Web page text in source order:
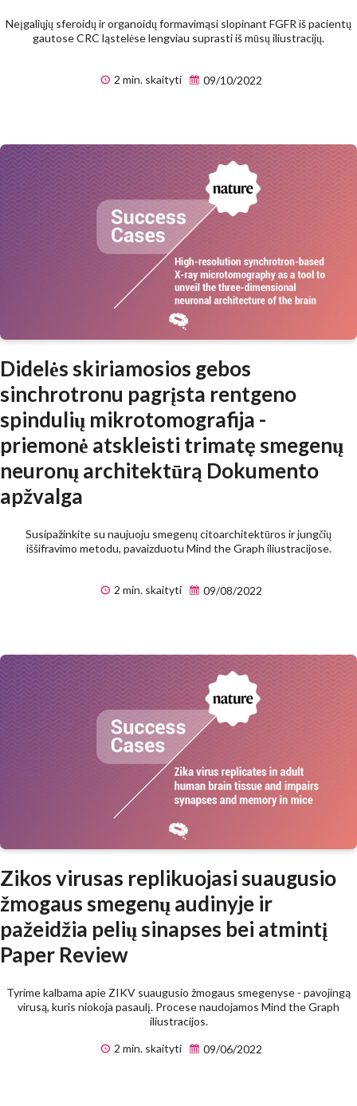
Neįgaliųjų sferoidų ir organoidų formavimąsi slopinant FGFR iš pacientų
gautose CRC ląstelėse lengviau suprasti iš mūsų iliustracijų.
2 min. skaityti 09/10/2022
Didelės skiriamosios gebos
sinchrotronu pagrįsta rentgeno
spindulių mikrotomografija -
priemonė atskleisti trimatę smegenų
neuronų architektūrą Dokumento
apžvalga
Susipažinkite su naujuoju smegenų citoarchitektūros ir jungčių
iššifravimo metodu, pavaizduotu Mind the Graph iliustracijose.
2 min. skaityti 09/08/2022
Zikos virusas replikuojasi suaugusio
žmogaus smegenų audinyje ir
pažeidžia pelių sinapses bei atmintį
Paper Review
Tyrime kalbama apie ZIKV suaugusio žmogaus smegenyse - pavojingą
virusą, kuris niokoja pasaulį. Procese naudojamos Mind the Graph
iliustracijos.
2 min. skaityti
09/06/2022